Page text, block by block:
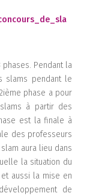
Pendant la
slams pendant le
phase a pour
à partir des
est la finale à
des professeurs
aura lieu dans
la situation du
aussi la mise en
de